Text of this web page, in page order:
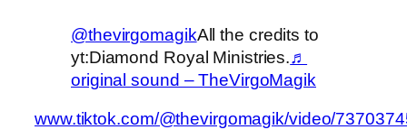
@thevirgomagikAll the credits to
yt:Diamond Royal Ministries.♬
original sound – TheVirgoMagik
www.tiktok.com/@thevirgomagik/video/